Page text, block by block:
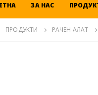
ЗА НАС
ПРОДУКТИ РАЧЕН АЛАТ